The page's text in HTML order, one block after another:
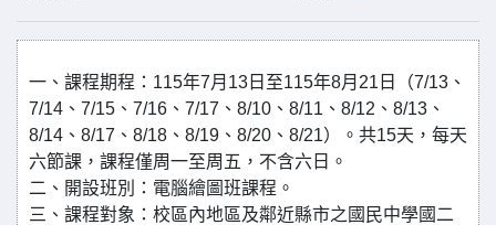
一、課程期程：115年7月13日至115年8月21日（7/13、
7/14、7/15、7/16、7/17、8/10、8/11、8/12、8/13、
8/14、8/17、8/18、8/19、8/20、8/21）。共15天，每天
六節課，課程僅周一至周五，不含六日。
二、開設班別：電腦繪圖班課程。
三、課程對象：校區內地區及鄰近縣市之國民中學國二